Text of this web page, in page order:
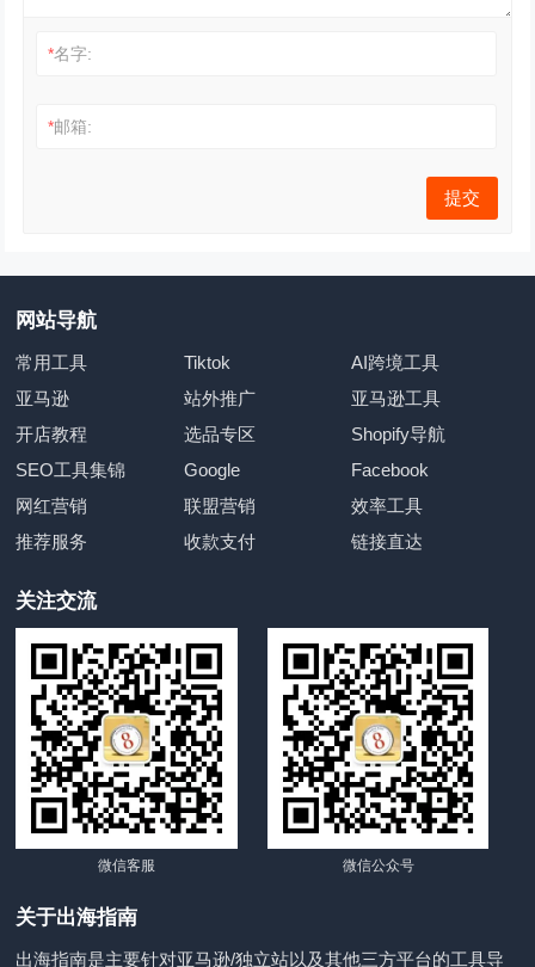
*名字:
*邮箱:
网站导航
常用工具 Tiktok
AI跨境工具
亚马逊
站外推广
亚马逊工具
开店教程
选品专区
Shopify导航
SEO工具集锦
Google
Facebook
网红营销
联盟营销
效率工具
推荐服务
收款支付 链接直达
关注交流
微信客服 微信公众号
关于出海指南
出海指南是主要针对亚马逊/独立站以及其他三方平台的工具导